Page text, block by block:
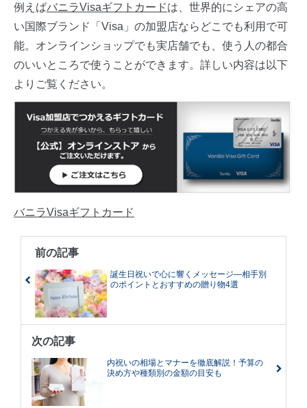
例えばバニラVisaギフトカードは、世界的にシェアの高
い国際ブランド「Visa」の加盟店ならどこでも利用で可
能。オンラインショップでも実店舗でも、使う人の都合
のいいところで使うことができます。詳しい内容は以下
よりご覧ください。
バニラVisaギフトカード
前の記事
誕生日祝いで心に響くメッセージ―相手別
のポイントとおすすめの贈り物4選
次の記事
内祝いの相場とマナーを徹底解説！予算の
決め方や種類別の金額の目安も